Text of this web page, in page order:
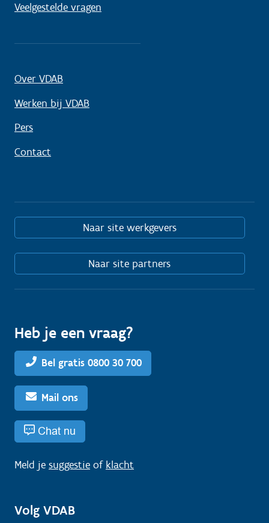
Veelgestelde vragen
Over VDAB
Werken bij VDAB
Pers
Contact
Naar site werkgevers
Naar site partners
Heb je een vraag?
Bel gratis 0800 30 700
Mail ons
Chat nu
Meld je suggestie of klacht
Volg VDAB